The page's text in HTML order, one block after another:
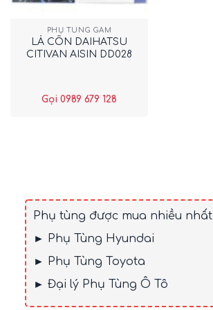
PHỤ TÙNG GẦM
LÁ CÔN DAIHATSU
CITIVAN AISIN DD028
Gọi 0989 679 128
Phụ tùng được mua nhiều nhất
► Phụ Tùng Hyundai
► Phụ Tùng Toyota
► Đại lý Phụ Tùng Ô Tô